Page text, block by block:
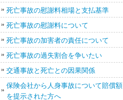
死亡事故の慰謝料相場と支払基準
死亡事故の慰謝料について
死亡事故の加害者の責任について
死亡事故の過失割合を争いたい
交通事故と死亡との因果関係
保険会社から人身事故について賠償額
を提示された方へ